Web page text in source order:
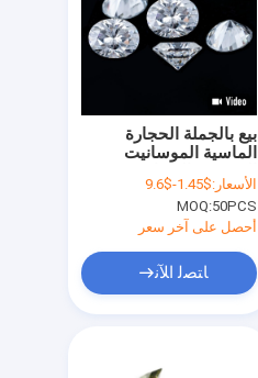
بيع بالجملة الحجارة
الماسية الموسانيت
لصنع المجوهرات
الأسعار:$1.45-$9.6
MOQ:50PCS
أحصل على آخر سعر
ﺎﺘﺼﻟ ﺍﻶﻧ